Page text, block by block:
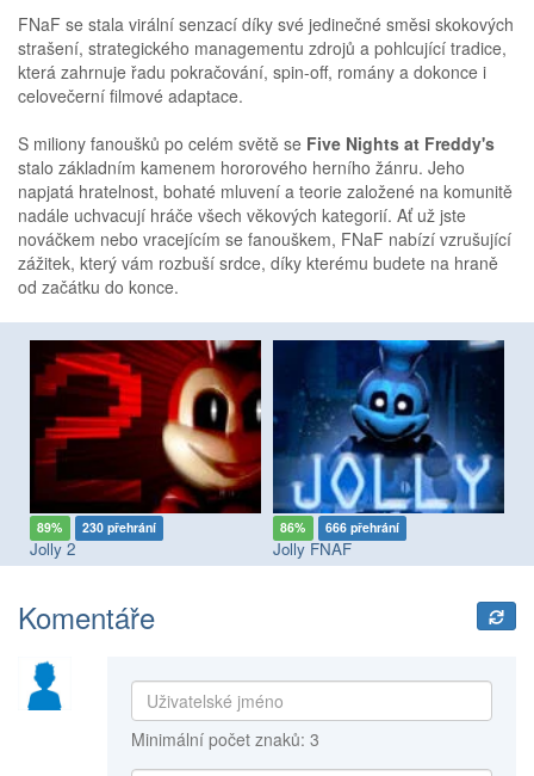
FNaF se stala virální senzací díky své jedinečné směsi skokových
strašení, strategického managementu zdrojů a pohlcující tradice,
která zahrnuje řadu pokračování, spin-off, romány a dokonce i
celovečerní filmové adaptace.
S miliony fanoušků po celém světě se Five Nights at Freddy's
stalo základním kamenem hororového herního žánru. Jeho
napjatá hratelnost, bohaté mluvení a teorie založené na komunitě
nadále uchvacují hráče všech věkových kategorií. Ať už jste
nováčkem nebo vracejícím se fanouškem, FNaF nabízí vzrušující
zážitek, který vám rozbuší srdce, díky kterému budete na hraně
od začátku do konce.
89% 230 přehrání
Jolly 2
86% 666 přehrání
Jolly FNAF
Komentáře
Minimální počet znaků: 3